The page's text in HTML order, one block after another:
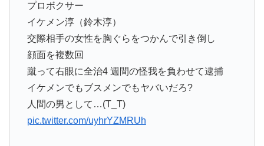
プロボクサー
イケメン淳（鈴木淳）
交際相手の女性を胸ぐらをつかんで引き倒し
顔面を複数回
蹴って右眼に全治4 週間の怪我を負わせて逮捕
イケメンでもブスメンでもヤバいだろ?
人間の男として…(T_T)
pic.twitter.com/uyhrYZMRUh